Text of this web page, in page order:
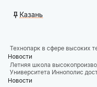
Казань
Технопарк в сфере высоких
Новости
Летняя школа
Университета Иннополис
Новости